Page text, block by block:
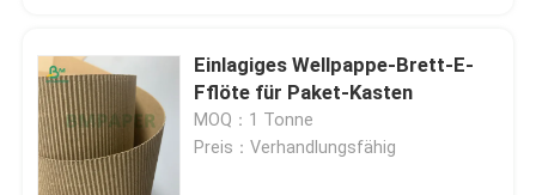
Einlagiges Wellpappe-Brett-E-
Fflöte für Paket-Kasten
MOQ：1 Tonne
Preis：Verhandlungsfähig